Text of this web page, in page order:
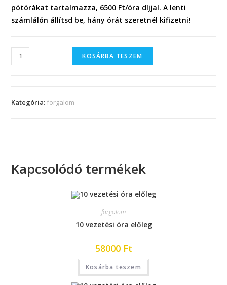
pótórákat tartalmazza, 6500 Ft/óra díjjal. A lenti
számlálón állítsd be, hány órát szeretnél kifizetni!
KOSÁRBA TESZEM
Kategória: forgalom
Kapcsolódó termékek
forgalom
10 vezetési óra előleg
58000 Ft
Kosárba teszem